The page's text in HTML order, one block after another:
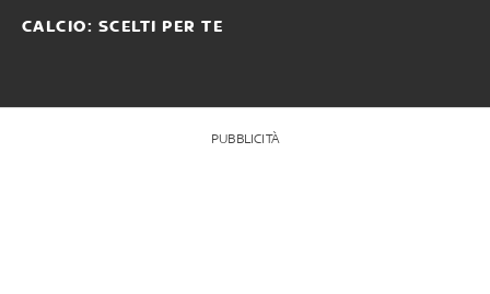
CALCIO: SCELTI PER TE
PUBBLICITÀ